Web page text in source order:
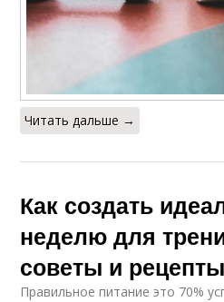
Читать дальше →
Как создать
неделю для
советы и рецепты
Правильное питание это 70%